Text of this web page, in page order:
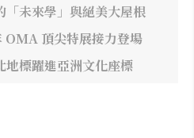
「未來學」與絕美大屋根
OMA 頂尖特展接力登場
地標躍進亞洲文化座標